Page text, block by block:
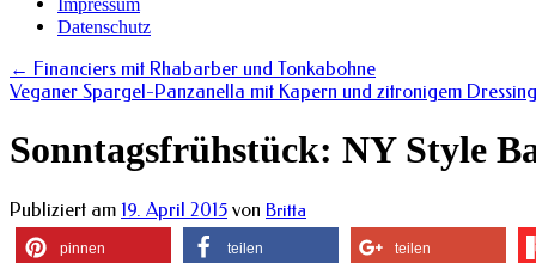
Impressum
Datenschutz
← Financiers mit Rhabarber und Tonkabohne
Veganer Spargel-Panzanella mit Kapern und zitronigem Dressing
Sonntagsfrühstück: NY Style
Publiziert am 19. April 2015 von Britta
pinnen teilen teilen